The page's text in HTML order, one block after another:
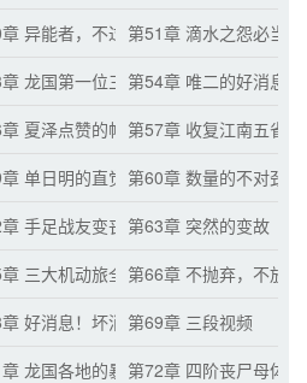
的武器
异能者，不过如此！第51章 滴水之怨必当
龙国第一位三阶异能者第54章 唯二的好消息
全部沦陷
夏泽点赞的帖子第57章 收复江南五省
单日明的直觉 第60章 数量的不对劲
子弹
手足战友变丧尸第63章 突然的变故
三大机动旅全军覆没第66章 不抛弃，不放弃
好消息！坏消息！第69章 三段视频
龙国各地的暴乱第72章 四阶丧尸母体